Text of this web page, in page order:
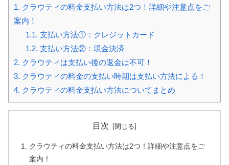
1. クラウティの料金支払い方法は2つ！詳細や注意点をご
案内！
1.1. 支払い方法①：クレジットカード
1.2. 支払い方法②：現金決済
2. クラウティは支払い後の返金は不可！
3. クラウティの料金の支払い時期は支払い方法による！
4. クラウティの料金支払い方法についてまとめ
目次
クラウティの料金支払い方法は2つ！詳細や注意点をご
案内！